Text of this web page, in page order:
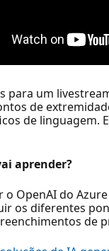
para um
de
de
aprender?
o OpenAI do
os diferentes
de